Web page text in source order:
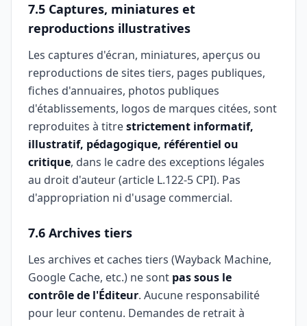
7.5 Captures, miniatures et
reproductions illustratives
Les captures d'écran, miniatures, aperçus ou
reproductions de sites tiers, pages publiques,
fiches d'annuaires, photos publiques
d'établissements, logos de marques citées, sont
reproduites à titrestrictement informatif,
illustratif, pédagogique, référentiel ou
critique, dans le cadre des exceptions légales
au droit d'auteur (article L.122-5 CPI). Pas
d'appropriation ni d'usage commercial.
7.6 Archives tiers
Les archives et caches tiers (Wayback Machine,
Google Cache, etc.) ne sont pas sous le
contrôle de l'Éditeur. Aucune responsabilité
pour leur contenu. Demandes de retrait à